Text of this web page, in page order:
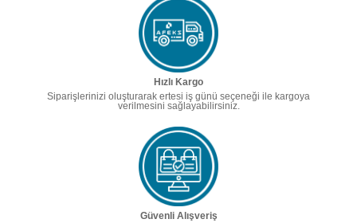
Hızlı Kargo
Siparişlerinizi oluşturarak ertesi iş günü seçeneği ile kargoya
verilmesini sağlayabilirsiniz.
Güvenli Alışveriş